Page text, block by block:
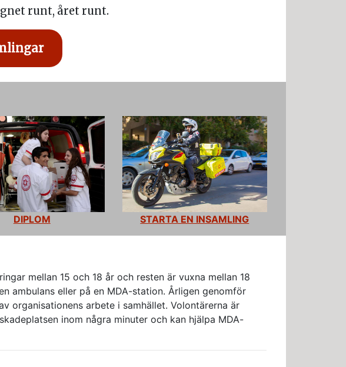
runt, året runt.
DIPLOM STARTA EN INSAMLING
mellan 15 och 18 år och resten är vuxna mellan 18
ambulans eller på en MDA-station. Årligen genomför
organisationens arbete i samhället. Volontärerna är
inom några minuter och kan hjälpa MDA-